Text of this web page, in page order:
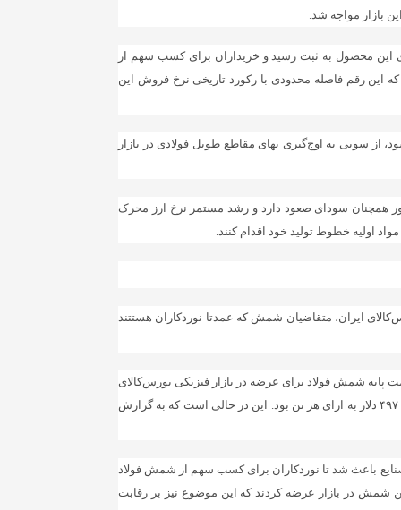
بازار مواجه شد.
آذر تنها ۳۵‌هزار تن آهن‌‌‌اسفنجی را در بازار فیزیکی بورس‌کالا عرضه کردند، تقاضای ۱۱۵‌هزار تنی برای این محصول به ثبت رسید و خریداران برای کسب سهم از
دست زدند. به این ترتیب میانگین نرخ فروش آهن‌‌‌اسفنجی از بورس‌کالا به ۱۰‌هزار و ۸۰تومان رسید که این رقم فاصله محدودی با رکورد تاریخی نرخ فروش این
از سویی به اوج‌‌‌گیری بهای مقاطع طویل فولادی در بازار
همچنان سودای صعود دارد و رشد مستمر نرخ ارز محرک
اولیه خطوط تولید خود اقدام کنند.
ایران، متقاضیان شمش که عمدتا نوردکاران هستتند
پایه شمش فولاد برای عرضه در بازار فیزیکی بورس‌کالای
ایران برابر ۱۳‌هزار تومان تا ۱۴‌هزار و ۲۶۰تومان تعیین شد که با احتساب دلار نیمایی ۲۸‌هزار و ۷۰۰ تومان، بهای دلاری عرضه شمش برابر ۴۵۳ تا ۴۹۷ دلار به ازای هر تن بود. این در حالی است که به گزارش
باعث شد تا نوردکاران برای کسب سهم از شمش فولاد
قیمتی شوند. در عین حال واحدهای فولادی از میزان عرضه شمش در رینگ صنعتی بورس‌کالا کاستند و تنها ۶۹ هزار تن شمش در بازار عرضه کردند که این موضوع نیز بر رقابت